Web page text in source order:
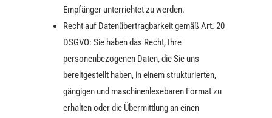
Empfänger unterrichtet zu werden.
Recht auf Datenübertragbarkeit gemäß Art. 20
DSGVO: Sie haben das Recht, Ihre
personenbezogenen Daten, die Sie uns
bereitgestellt haben, in einem strukturierten,
gängigen und maschinenlesebaren Format zu
erhalten oder die Übermittlung an einen